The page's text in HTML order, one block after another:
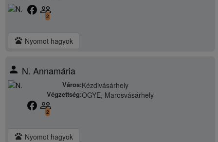
facebook people_outline
2
pets Nyomot hagyok
person N. Annamária
Város:Kézdivásárhely
Végzettség:OGYE, Marosvásárhely
facebook people_outline
2
pets Nyomot hagyok